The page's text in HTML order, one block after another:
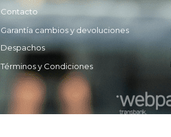
Contacto
Garantía cambios y devoluciones
Despachos
Términos y Condiciones